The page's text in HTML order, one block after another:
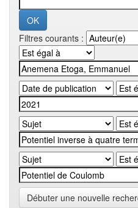
Filtres courants :
Débuter une nouvelle